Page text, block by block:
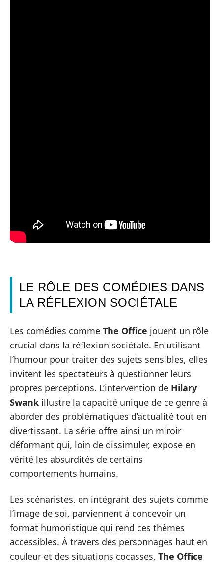
LE RÔLE DES COMÉDIES DANS
LA RÉFLEXION SOCIÉTALE
Les comédies comme The Office jouent un rôle
crucial dans la réflexion sociétale. En utilisant
l’humour pour traiter des sujets sensibles, elles
invitent les spectateurs à questionner leurs
propres perceptions. L’intervention de Hilary
Swank illustre la capacité unique de ce genre à
aborder des problématiques d’actualité tout en
divertissant. La série offre ainsi un miroir
déformant qui, loin de dissimuler, expose en
vérité les absurdités de certains
comportements humains.
Les scénaristes, en intégrant des sujets comme
l’image de soi, parviennent à concevoir un
format humoristique qui rend ces thèmes
accessibles. À travers des personnages haut en
couleur et des situations cocasses, The Office